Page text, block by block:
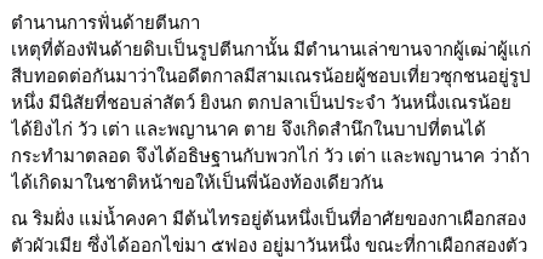
ตำนานการฟั่นด้ายตีนกา
เหตุที่ต้องฟันด้ายดิบเป็นรูปตีนกานั้น มีตำนานเล่าขานจากผู้เฒ่าผู้แก่
สีบทอดต่อกันมาว่าในอดีตกาลมีสามเณรน้อยผู้ชอบเที่ยวซุกชนอยู่รูป
หนึ่ง มีนิสัยที่ชอบล่าสัตว์ ยิงนก ตกปลาเป็นประจำ วันหนึ่งเณรน้อย
ได้ยิงไก่ วัว เต่า และพญานาค ตาย จึงเกิดสำนึกในบาปที่ตนได้
กระทำมาตลอด จึงได้อธิษฐานกับพวกไก่ วัว เต่า และพญานาค ว่าถ้า
ได้เกิดมาในชาติหน้าขอให้เป็นพี่น้องท้องเดียวกัน
ณ ริมฝั่ง แม่น้ำคงคา มีต้นไทรอยู่ต้นหนึ่งเป็นที่อาศัยของกาเผือกสอง
ตัวผัวเมีย ซึ่งได้ออกไข่มา ๕ฟอง อยู่มาวันหนึ่ง ขณะที่กาเผือกสองตัว